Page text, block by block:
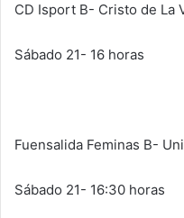
CD Isport B- Cristo de La
Sábado 21- 16 horas
Fuensalida Feminas B-
Sábado 21- 16:30 horas